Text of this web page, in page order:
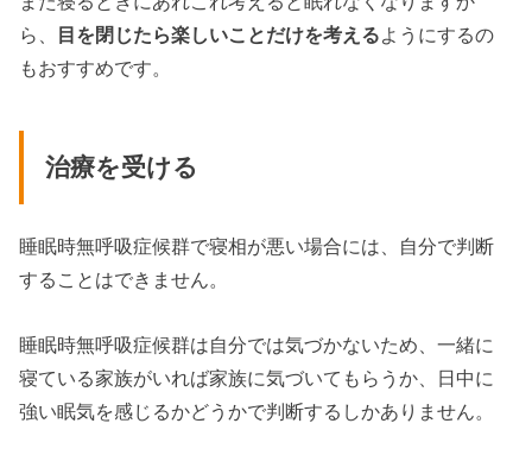
ら、
目を閉じたら楽しいことだけを考えるようにするの
もおすすめです。
治療を受ける
睡眠時無呼吸症候群で寝相が悪い場合には、自分で判断
することはできません。
睡眠時無呼吸症候群は自分では気づかないため、一緒に
寝ている家族がいれば家族に気づいてもらうか、日中に
強い眠気を感じるかどうかで判断するしかありません。